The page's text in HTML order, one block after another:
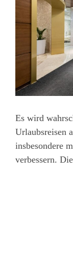
Es wird
Urlaubsreisen
insbesondere
verbessern. Die